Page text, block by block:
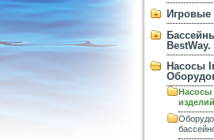
BestWay.
Насосы
Насосы
изделий